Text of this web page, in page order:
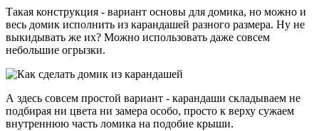
Такая конструкция - вариант основы для домика, но можно и
весь домик исполнить из карандашей разного размера. Ну не
выкидывать же их? Можно использовать даже совсем
небольшие огрызки.
А здесь совсем простой вариант - карандаши складываем не
подбирая ни цвета ни замера особо, просто к верху сужаем
внутреннюю часть ломика на подобие крыши.